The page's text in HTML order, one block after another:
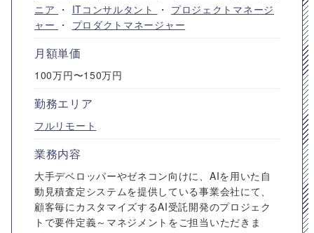
ニア ・ ITコンサルタント ・ プロジェクトマネージ
ャー ・ プロダクトマネージャー
月額単価
100万円〜150万円
勤務エリア
フルリモート
業務内容
大手デベロッパーやゼネコン向けに、AIを用いた自
動見積査定システムを提供している事業会社にて、
顧客毎にカスタマイズするAI受託開発のプロジェク
トで要件定義～マネジメントをご担当いただきま